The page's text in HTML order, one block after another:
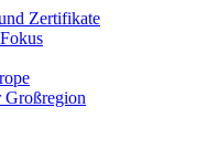
Zertifikate
Großregion